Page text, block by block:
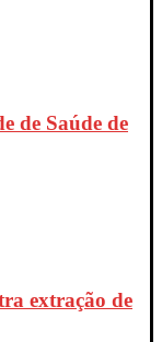
de Saúde de
extração de